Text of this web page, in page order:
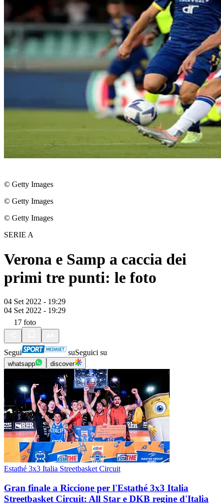
© Getty Images
© Getty Images
© Getty Images
SERIE A
Verona e Samp a caccia dei
primi tre punti: le foto
04 Set 2022 - 19:29
04 Set 2022 - 19:29
17 foto
Segui suSeguici su
whatsapp discover
Estathé 3x3 Italia Streetbasket Circuit
Gran finale a Riccione per l'Estathé 3x3 Italia
Streetbasket Circuit: All Star e DKB regine d'Italia